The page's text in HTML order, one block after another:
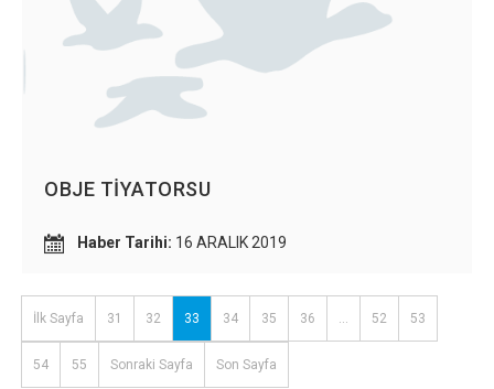
OBJE TİYATORSU
Haber Tarihi: 16 ARALIK 2019
İlk Sayfa 31 32 33 34 35 36 ... 52 53
54 55 Sonraki Sayfa Son Sayfa